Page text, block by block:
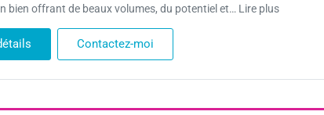
bien offrant de beaux volumes, du potentiel et… Lire plus
Contactez-moi